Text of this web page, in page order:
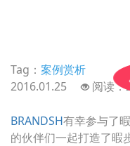
Tag： 案例赏析
2016.01.25
阅读：
BRANDSH有幸参与了
的伙伴们一起打造了暇